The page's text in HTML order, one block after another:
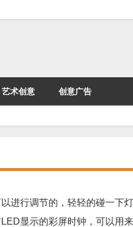
艺术创意 创意广告
进行调节的，轻轻的碰一下
显示的彩屏时钟，可以用